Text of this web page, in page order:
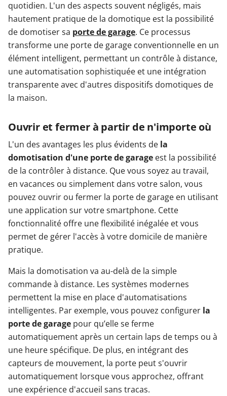
quotidien. L'un des aspects souvent négligés, mais
hautement pratique de la domotique est la possibilité
de domotiser sa porte de garage. Ce processus
transforme une porte de garage conventionnelle en un
élément intelligent, permettant un contrôle à distance,
une automatisation sophistiquée et une intégration
transparente avec d'autres dispositifs domotiques de
la maison.
Ouvrir et fermer à partir de n'importe où
L'un des avantages les plus évidents de la
domotisation d'une porte de garage est la possibilité
de la contrôler à distance. Que vous soyez au travail,
en vacances ou simplement dans votre salon, vous
pouvez ouvrir ou fermer la porte de garage en utilisant
une application sur votre smartphone. Cette
fonctionnalité offre une flexibilité inégalée et vous
permet de gérer l'accès à votre domicile de manière
pratique.
Mais la domotisation va au-delà de la simple
commande à distance. Les systèmes modernes
permettent la mise en place d'automatisations
intelligentes. Par exemple, vous pouvez configurer la
porte de garage pour qu’elle se ferme
automatiquement après un certain laps de temps ou à
une heure spécifique. De plus, en intégrant des
capteurs de mouvement, la porte peut s'ouvrir
automatiquement lorsque vous approchez, offrant
une expérience d'accueil sans tracas.